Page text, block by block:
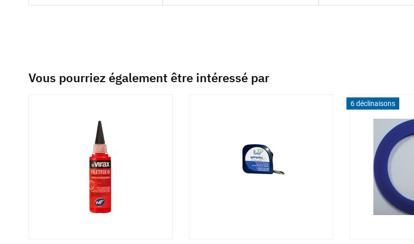
Vous pourriez également être intéressé par
6 déclinaisons